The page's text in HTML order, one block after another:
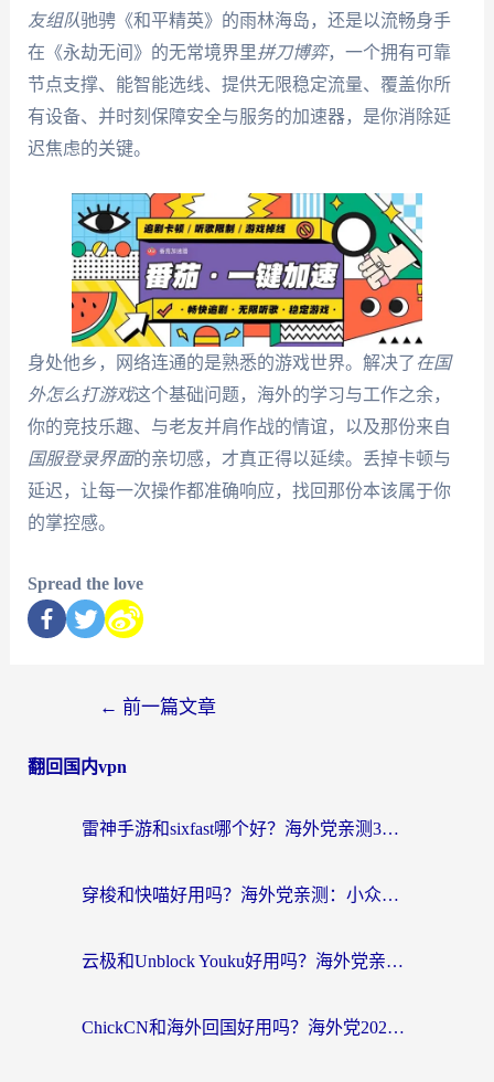
友组队驰骋《和平精英》的雨林海岛，还是以流畅身手
在《永劫无间》的无常境界里拼刀博弈，一个拥有可靠
节点支撑、能智能选线、提供无限稳定流量、覆盖你所
有设备、并时刻保障安全与服务的加速器，是你消除延
迟焦虑的关键。
身处他乡，网络连通的是熟悉的游戏世界。解决了 在国
外怎么打游戏这个基础问题，海外的学习与工作之余，
你的竞技乐趣、与老友并肩作战的情谊，以及那份来自
国服登录界面的亲切感，才真正得以延续。丢掉卡顿与
延迟，让每一次操作都准确响应，找回那份本该属于你
的掌控感。
Spread the love
← 前一篇文章
翻回国内vpn
雷神手游和sixfast哪个好？海外党亲测3款回国加速器，教你选对不踩坑
穿梭和快喵好用吗？海外党亲测：小众加速器对比+番茄加速器深度体验
云极和Unblock Youku好用吗？海外党亲测+2026回国加速器避坑指南
ChickCN和海外回国好用吗？海外党2026亲测：从手游到影音，选对加速器的3个关键